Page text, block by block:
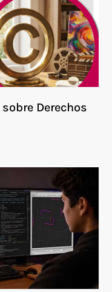
Derechos